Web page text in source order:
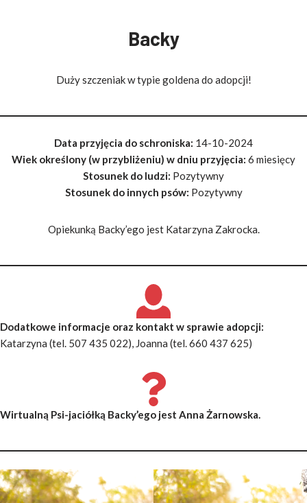
Backy
Duży szczeniak w typie goldena do adopcji!
Data przyjęcia do schroniska: 14-10-2024
Wiek określony (w przybliżeniu) w dniu przyjęcia: 6 miesięcy
Stosunek do ludzi: Pozytywny
Stosunek do innych psów: Pozytywny
Opiekunką Backy’ego jest Katarzyna Zakrocka.
Dodatkowe informacje oraz kontakt w sprawie adopcji:
Katarzyna (tel. 507 435 022), Joanna (tel. 660 437 625)
Wirtualną Psi-jaciółką Backy’ego jest Anna Żarnowska.